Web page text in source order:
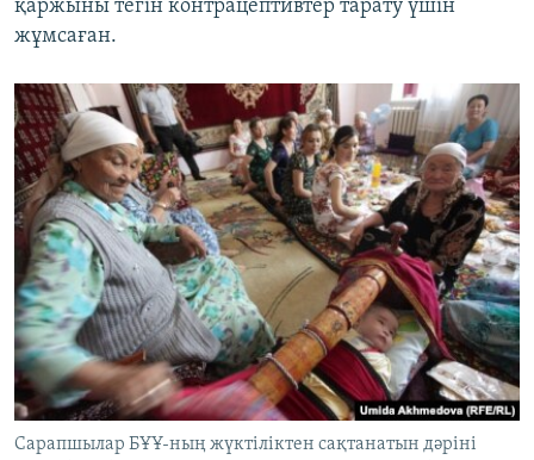
қаржыны тегін контрацептивтер тарату үшін
жұмсаған.
Сарапшылар БҰҰ-ның жүктіліктен сақтанатын дәріні